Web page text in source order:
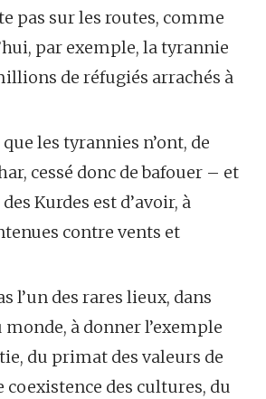
pas sur les routes, comme
par exemple, la tyrannie
de réfugiés arrachés à
les tyrannies n’ont, de
cessé donc de bafouer – et
Kurdes est d’avoir, à
contre vents et
l’un des rares lieux, dans
à donner l’exemple
du primat des valeurs de
coexistence des cultures, du